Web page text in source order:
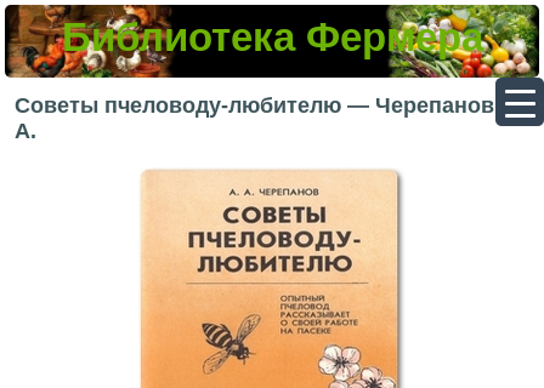
Библиотека Фермера
Советы пчеловоду-любителю — Черепанов А.
А.